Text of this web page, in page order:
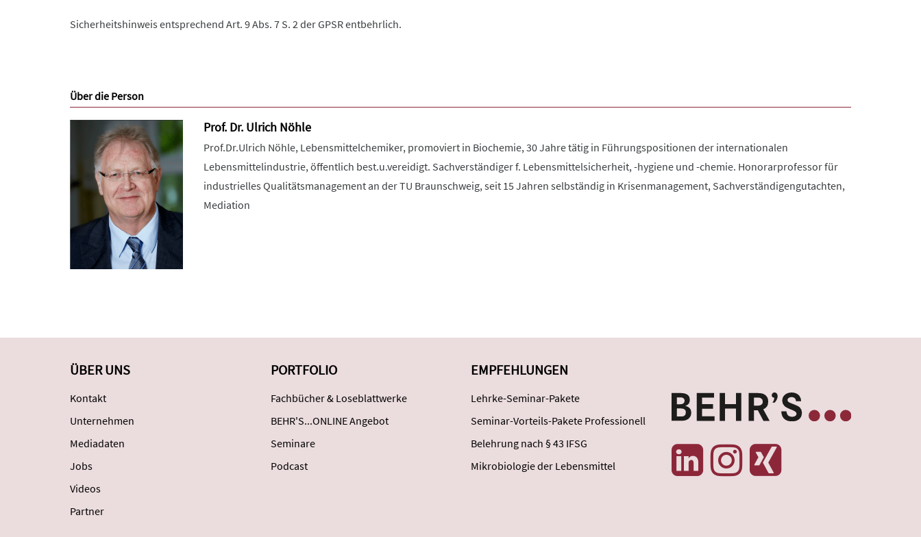
Sicherheitshinweis entsprechend Art. 9 Abs. 7 S. 2 der GPSR entbehrlich.
Über die Person
Prof. Dr. Ulrich Nöhle
Prof.Dr.Ulrich Nöhle, Lebensmittelchemiker, promoviert in Biochemie, 30 Jahre tätig in Führungspositionen der internationalen
Lebensmittelindustrie, öffentlich best.u.vereidigt. Sachverständiger f. Lebensmittelsicherheit, -hygiene und -chemie. Honorarprofessor für
industrielles Qualitätsmanagement an der TU Braunschweig, seit 15 Jahren selbständig in Krisenmanagement, Sachverständigengutachten,
Mediation
ÜBER UNS
Kontakt
Unternehmen
Mediadaten
Jobs
Videos
Partner
PORTFOLIO
Fachbücher & Loseblattwerke
BEHR'S...ONLINE Angebot
Seminare
Podcast
EMPFEHLUNGEN
Lehrke-Seminar-Pakete
Seminar-Vorteils-Pakete Professionell
Belehrung nach § 43 IFSG
Mikrobiologie der Lebensmittel